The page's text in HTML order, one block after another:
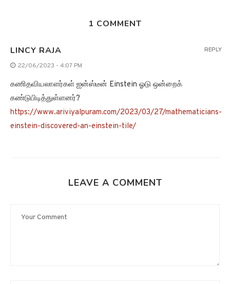
1 COMMENT
LINCY RAJA
22/06/2023 - 4:07 PM
கணிதவியலாளர்கள் ஐன்ஸ்டீன் Einstein ஓடு ஒன்றைக்
கண்டுபிடித்துள்ளனர்?
https://www.ariviyalpuram.com/2023/03/27/mathematicians-
einstein-discovered-an-einstein-tile/
REPLY
LEAVE A COMMENT